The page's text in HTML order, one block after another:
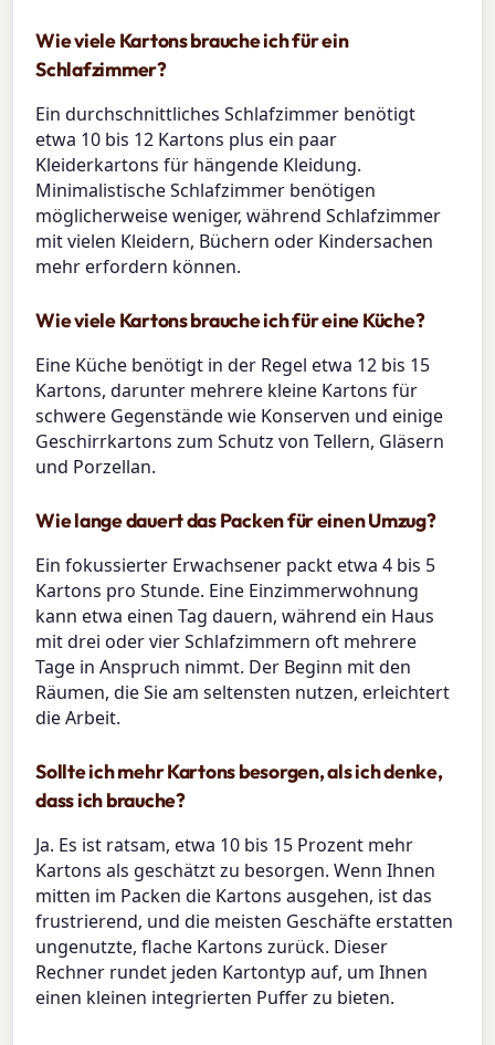
Wie viele Kartons brauche ich für ein
Schlafzimmer?
Ein durchschnittliches Schlafzimmer benötigt
etwa 10 bis 12 Kartons plus ein paar
Kleiderkartons für hängende Kleidung.
Minimalistische Schlafzimmer benötigen
möglicherweise weniger, während Schlafzimmer
mit vielen Kleidern, Büchern oder Kindersachen
mehr erfordern können.
Wie viele Kartons brauche ich für eine Küche?
Eine Küche benötigt in der Regel etwa 12 bis 15
Kartons, darunter mehrere kleine Kartons für
schwere Gegenstände wie Konserven und einige
Geschirrkartons zum Schutz von Tellern, Gläsern
und Porzellan.
Wie lange dauert das Packen für einen Umzug?
Ein fokussierter Erwachsener packt etwa 4 bis 5
Kartons pro Stunde. Eine Einzimmerwohnung
kann etwa einen Tag dauern, während ein Haus
mit drei oder vier Schlafzimmern oft mehrere
Tage in Anspruch nimmt. Der Beginn mit den
Räumen, die Sie am seltensten nutzen, erleichtert
die Arbeit.
Sollte ich mehr Kartons besorgen, als ich denke,
dass ich brauche?
Ja. Es ist ratsam, etwa 10 bis 15 Prozent mehr
Kartons als geschätzt zu besorgen. Wenn Ihnen
mitten im Packen die Kartons ausgehen, ist das
frustrierend, und die meisten Geschäfte erstatten
ungenutzte, flache Kartons zurück. Dieser
Rechner rundet jeden Kartontyp auf, um Ihnen
einen kleinen integrierten Puffer zu bieten.